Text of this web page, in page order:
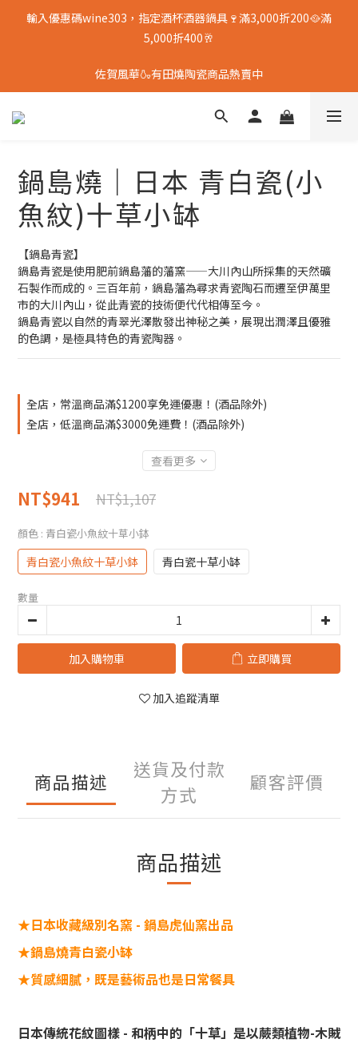
輸入優惠碼wine303，指定酒杯酒器鍋具🍷滿3,000折200🥘滿
5,000折400🥂
佐賀風華🍶有田燒陶瓷商品熱賣中
鍋島燒｜日本 青白瓷(小
魚紋)十草小缽
【鍋島青瓷】
鍋島青瓷是使用肥前鍋島藩的藩窯——大川內山所採集的天然礦
石製作而成的。三百年前，鍋島藩為尋求青瓷陶石而遷至伊萬里
市的大川內山，從此青瓷的技術便代代相傳至今。
鍋島青瓷以自然的青翠光澤散發出神秘之美，展現出潤澤且優雅
的色調，是極具特色的青瓷陶器。
全店，常溫商品滿$1200享免運優惠！(酒品除外)
全店，低溫商品滿$3000免運費！(酒品除外)
查看更多
NT$1,107
NT$941
顏色 : 青白瓷小魚紋十草小鉢
青白瓷小魚紋十草小鉢 青白瓷十草小缽
數量
加入購物車 立即購買
加入追蹤清單
商品描述
送貨及付款
方式
顧客評價
商品描述
★日本收藏級別名窯 - 鍋島虎仙窯出品
★鍋島燒青白瓷小缽
★質感細膩，既是藝術品也是日常餐具
日本傳統花紋圖樣 - 和柄中的「十草」是以蕨類植物-木賊